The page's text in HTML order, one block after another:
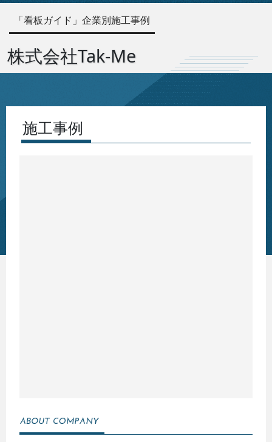
株式会社Tak-Me
「看板ガイド」企業別施工事例
施工事例